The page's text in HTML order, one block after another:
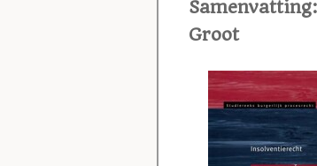
Groot